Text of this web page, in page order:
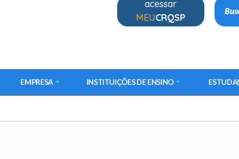
acessar
MEUCRQSP
EMPRESA INSTITUIÇÕES DE ENSINO